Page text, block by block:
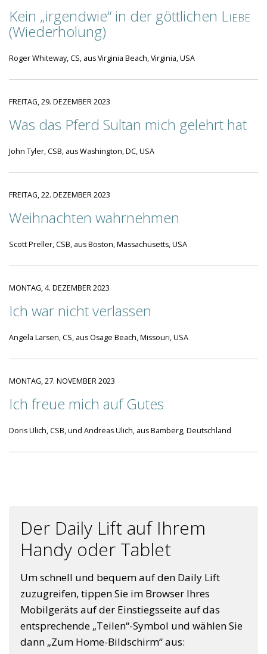
Kein „irgendwie“ in der göttlichen Liebe
(Wiederholung)
Roger Whiteway, CS, aus Virginia Beach, Virginia, USA
FREITAG, 29. DEZEMBER 2023
Was das Pferd Sultan mich gelehrt hat
John Tyler, CSB, aus Washington, DC, USA
FREITAG, 22. DEZEMBER 2023
Weihnachten wahrnehmen
Scott Preller, CSB, aus Boston, Massachusetts, USA
MONTAG, 4. DEZEMBER 2023
Ich war nicht verlassen
Angela Larsen, CS, aus Osage Beach, Missouri, USA
MONTAG, 27. NOVEMBER 2023
Ich freue mich auf Gutes
Doris Ulich, CSB, und Andreas Ulich, aus Bamberg, Deutschland
Der Daily Lift auf Ihrem
Handy oder Tablet
Um schnell und bequem auf den Daily Lift
zuzugreifen, tippen Sie im Browser Ihres
Mobilgeräts auf der Einstiegsseite auf das
entsprechende „Teilen“-Symbol und wählen Sie
dann „Zum Home-Bildschirm“ aus: